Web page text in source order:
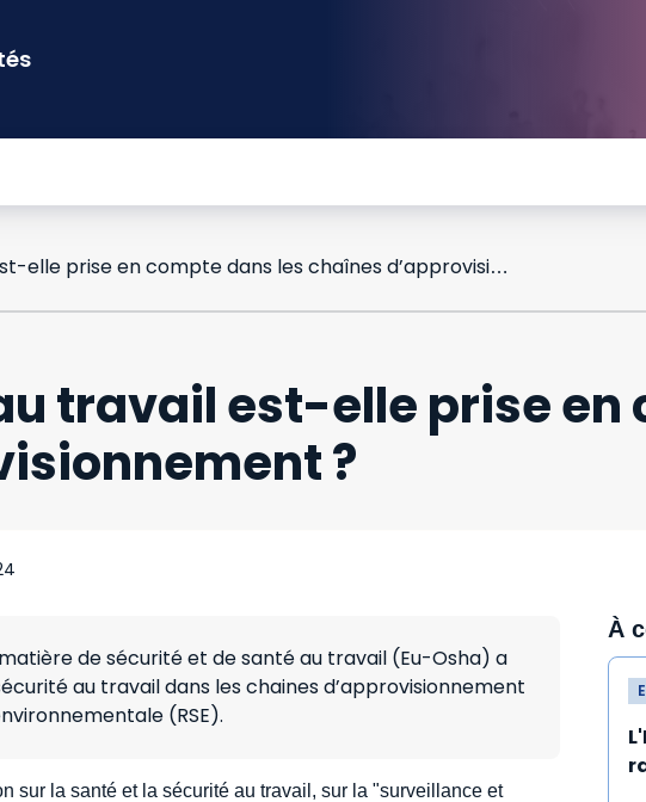
La santé et sécurité au travail est-elle prise en compte dans les chaînes d’approvisionnement ?
travail est-elle prise en
?
de sécurité et de santé au travail (Eu-Osha) a
au travail dans les chaines d’approvisionnement
(RSE).
sur la santé et la sécurité au travail, sur la "surveillance et
À